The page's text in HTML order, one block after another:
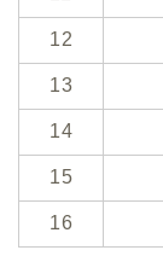
12
13
14
15
16